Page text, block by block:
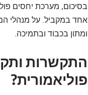
בסיכום, מערכת יחסים
אחד במקביל. על מנהלי
ומתון בכבוד ובתמיכה.
התקשרות
פוליאמורית?